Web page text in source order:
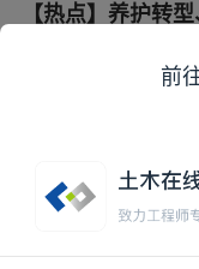
【热点】养护转
安装工程造价
前